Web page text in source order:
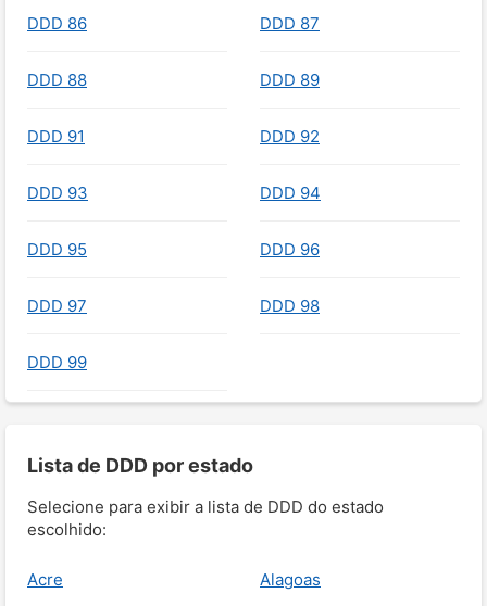
DDD 86 DDD 87
DDD 88 DDD 89
DDD 91 DDD 92
DDD 93 DDD 94
DDD 95 DDD 96
DDD 97 DDD 98
DDD 99
Lista de DDD por estado
Selecione para exibir a lista de DDD do estado
escolhido:
Acre Alagoas